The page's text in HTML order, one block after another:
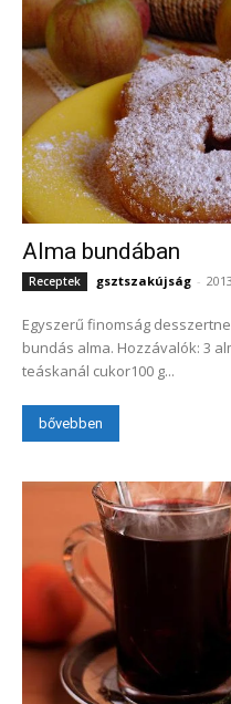
Alma bundában
Receptek gsztszakújság -
Egyszerű finomság
bundás alma. Hozzávalók: 3 alma1 csomag vaníliás cukor2 tojás2
teáskanál cukor100 g...
bővebben